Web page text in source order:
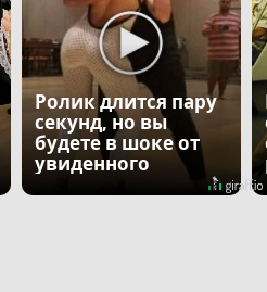
Ролик длится пару
секунд, но вы
будете в шоке от
увиденного